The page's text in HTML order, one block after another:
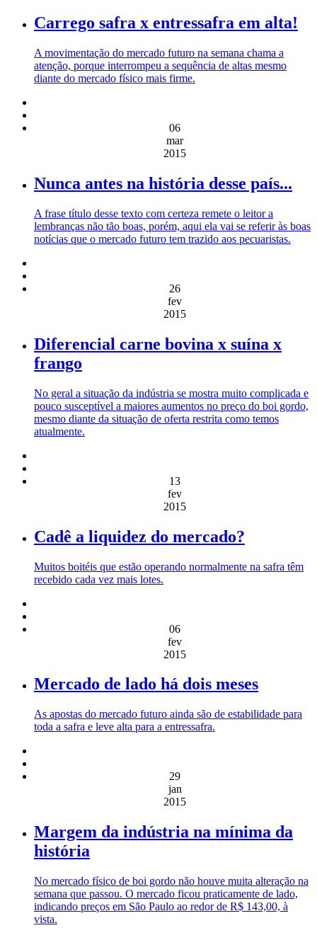
Carrego safra x entressafra em alta!
A movimentação do mercado futuro na semana chama a
atenção, porque interrompeu a sequência de altas mesmo
diante do mercado físico mais firme.
06
mar
2015
Nunca antes na história desse país...
A frase título desse texto com certeza remete o leitor a
lembranças não tão boas, porém, aqui ela vai se referir às boas
notícias que o mercado futuro tem trazido aos pecuaristas.
26
fev
2015
Diferencial carne bovina x suína x
frango
No geral a situação da indústria se mostra muito complicada e
pouco susceptível a maiores aumentos no preço do boi gordo,
mesmo diante da situação de oferta restrita como temos
atualmente.
13
fev
2015
Cadê a liquidez do mercado?
Muitos boitéis que estão operando normalmente na safra têm
recebido cada vez mais lotes.
06
fev
2015
Mercado de lado há dois meses
As apostas do mercado futuro ainda são de estabilidade para
toda a safra e leve alta para a entressafra.
29
jan
2015
Margem da indústria na mínima da
história
No mercado físico de boi gordo não houve muita alteração na
semana que passou. O mercado ficou praticamente de lado,
indicando preços em São Paulo ao redor de R$ 143,00, à
vista.